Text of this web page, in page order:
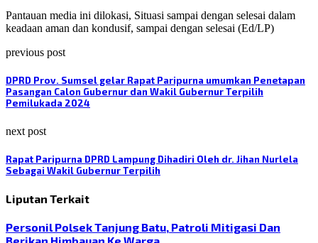
Pantauan media ini dilokasi, Situasi sampai dengan selesai dalam
keadaan aman dan kondusif, sampai dengan selesai (Ed/LP)
previous post
DPRD Prov. Sumsel gelar Rapat Paripurna umumkan Penetapan
Pasangan Calon Gubernur dan Wakil Gubernur Terpilih
Pemilukada 2024
next post
Rapat Paripurna DPRD Lampung Dihadiri Oleh dr. Jihan Nurlela
Sebagai Wakil Gubernur Terpilih
Liputan Terkait
Personil Polsek Tanjung Batu, Patroli Mitigasi Dan